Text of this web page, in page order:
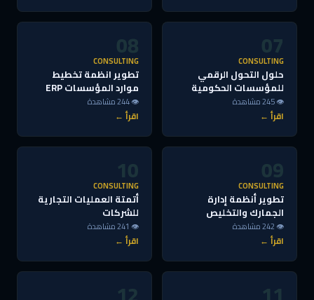
07
CONSULTING
حلول التحول الرقمي
للمؤسسات الحكومية
👁 245 مشاهدة
اقرأ ←
08
CONSULTING
تطوير انظمة تخطيط
موارد المؤسسات ERP
👁 244 مشاهدة
اقرأ ←
09
CONSULTING
تطوير أنظمة إدارة
الجمارك والتخليص
👁 242 مشاهدة
اقرأ ←
10
CONSULTING
أتمتة العمليات التجارية
للشركات
👁 241 مشاهدة
اقرأ ←